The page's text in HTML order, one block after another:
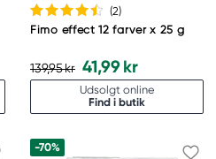
(2)
Fimo effect 12 farver x 25 g
139,95 kr 41,99 kr
Udsolgt online
Find i butik
-70%